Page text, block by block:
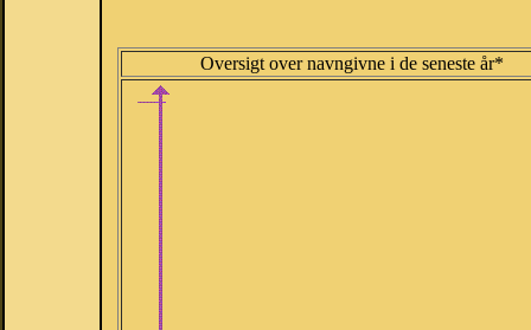
Oversigt over navngivne i de seneste år*